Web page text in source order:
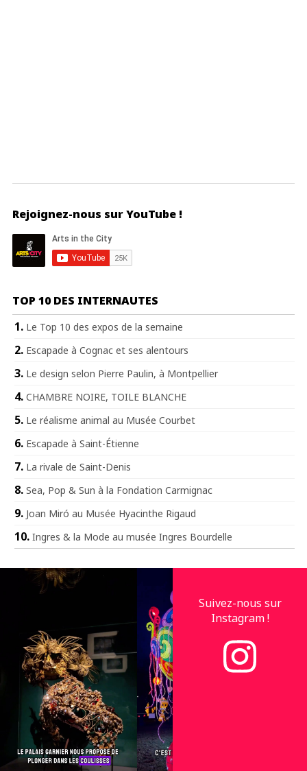
Rejoignez-nous sur YouTube !
TOP 10 DES INTERNAUTES
Le Top 10 des expos de la semaine
Escapade à Cognac et ses alentours
Le design selon Pierre Paulin, à Montpellier
CHAMBRE NOIRE, TOILE BLANCHE
Le réalisme animal au Musée Courbet
Escapade à Saint-Étienne
La rivale de Saint-Denis
Sea, Pop & Sun à la Fondation Carmignac
Joan Miró au Musée Hyacinthe Rigaud
Ingres & la Mode au musée Ingres Bourdelle
Suivez-nous sur
Instagram !